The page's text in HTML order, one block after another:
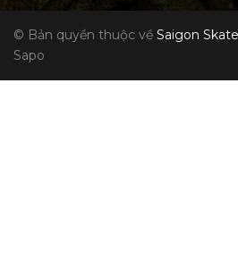
© Bản quyền thuộc về Saigon
Sapo